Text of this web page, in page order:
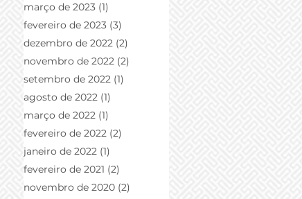
março de 2023 (1)
fevereiro de 2023 (3)
dezembro de 2022 (2)
novembro de 2022 (2)
setembro de 2022 (1)
agosto de 2022 (1)
março de 2022 (1)
fevereiro de 2022 (2)
janeiro de 2022 (1)
fevereiro de 2021 (2)
novembro de 2020 (2)